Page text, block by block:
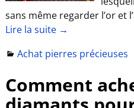
sans même regarder l’or et
Lire la suite →
Achat pierres précieuses
Comment